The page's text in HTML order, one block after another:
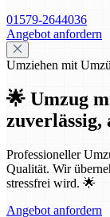
01579-2644036
Angebot anfordern
Umziehen mit
🌟 Umzug
zuverlässig,
Professioneller
Qualität. Wir
stressfrei wird. 🌟
Angebot anfordern